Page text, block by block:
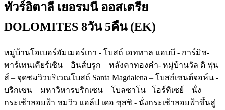
ทัวร์อิตาลี เยอรมนี ออสเตรีย
DOLOMITES 8วัน 5คืน (EK)
หมู่บ้านโอเบอร์อัมเมอร์เกา - โบสถ์ เอททาล แอบบี - การ์มิช-
พาร์เทนเคียร์เซิน – อินส์บรูก – หลังคาทองคำ- หมู่บ้านวัล ดิ ฟุน
ส์ – จุดชมวิวบริเวณโบสถ์ Santa Magdalena – โบสถ์เซนต์จอห์น -
บริกเซน – มหาวิหารบริกเซน – โบลซาโน– โอร์ทิเซย์ – นั่ง
กระเช้าลอยฟ้า ชมวิว แอล์ป เดอ ซุสซิ - นั่งกระเช้าลอยฟ้าขึ้นสู่